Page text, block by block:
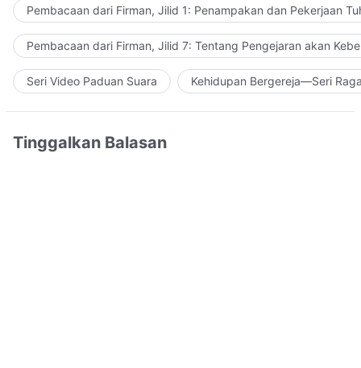
Pembacaan dari Firman, Jilid 1: Penampakan dan Pekerjaan
Pembacaan dari Firman, Jilid 7: Tentang Pengejaran akan
Seri Video Paduan Suara Kehidupan Bergereja—Seri
Tinggalkan Balasan